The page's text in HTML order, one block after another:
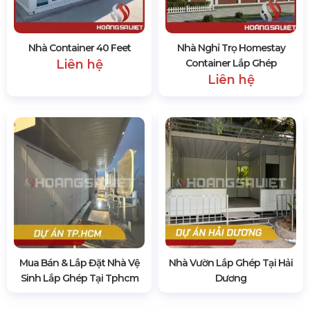
Nhà Container 40 Feet
Liên hệ
Nhà Nghỉ Trọ Homestay
Container Lắp Ghép
Liên hệ
Mua Bán & Lắp Đặt Nhà Vệ
Sinh Lắp Ghép Tại Tphcm
Nhà Vườn Lắp Ghép Tại Hải
Dương